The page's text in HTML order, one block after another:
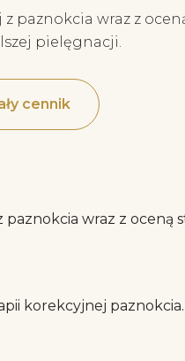
paznokcia wraz z
pielęgnacji.
cennik
wraz z oceną
korekcyjnej paznokcia.